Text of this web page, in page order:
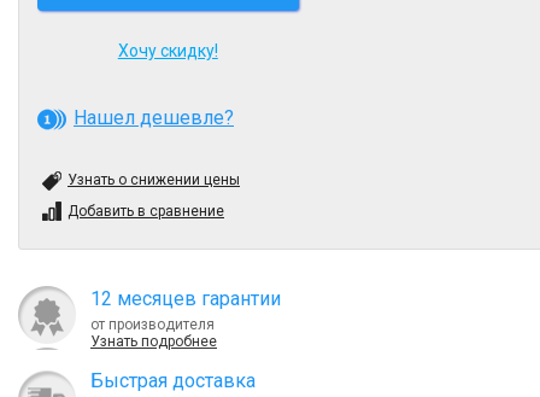
Хочу скидку!
Нашел дешевле?
Узнать о снижении цены
Добавить в сравнение
12 месяцев гарантии
от производителя
Узнать подробнее
Быcтрая доставка